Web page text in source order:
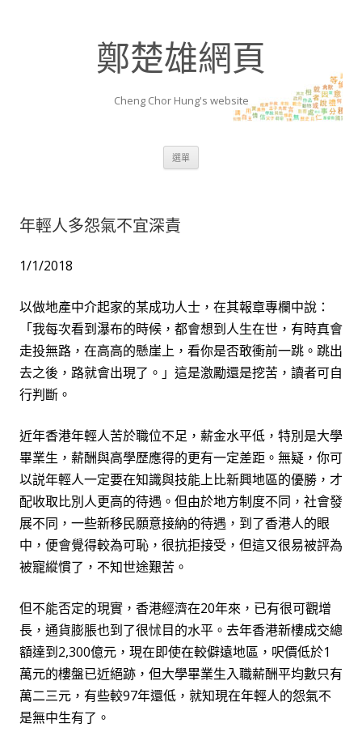
鄭楚雄網頁
Cheng Chor Hung's website
選單
年輕人多怨氣不宜深責
1/1/2018
以做地產中介起家的某成功人士，在其報章專欄中說：
「我每次看到瀑布的時候，都會想到人生在世，有時真會
走投無路，在高高的懸崖上，看你是否敢衝前一跳。跳出
去之後，路就會出現了。」這是激勵還是挖苦，讀者可自
行判斷。
近年香港年輕人苦於職位不足，薪金水平低，特別是大學
畢業生，薪酬與高學歷應得的更有一定差距。無疑，你可
以説年輕人一定要在知識與技能上比新興地區的優勝，才
配收取比別人更高的待遇。但由於地方制度不同，社會發
展不同，一些新移民願意接納的待遇，到了香港人的眼
中，便會覺得較為可恥，很抗拒接受，但這又很易被評為
被寵縱慣了，不知世途艱苦。
但不能否定的現實，香港經濟在20年來，已有很可觀增
長，通貨膨脹也到了很怵目的水平。去年香港新樓成交總
額達到2,300億元，現在即使在較僻遠地區，呎價低於1
萬元的樓盤已近絕跡，但大學畢業生入職薪酬平均數只有
萬二三元，有些較97年還低，就知現在年輕人的怨氣不
是無中生有了。